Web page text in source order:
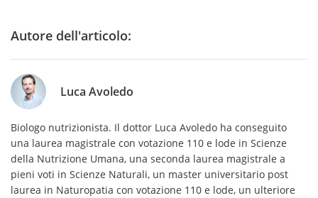
Autore dell'articolo:
Luca Avoledo
Biologo nutrizionista. Il dottor Luca Avoledo ha conseguito
una laurea magistrale con votazione 110 e lode in Scienze
della Nutrizione Umana, una seconda laurea magistrale a
pieni voti in Scienze Naturali, un master universitario post
laurea in Naturopatia con votazione 110 e lode, un ulteriore